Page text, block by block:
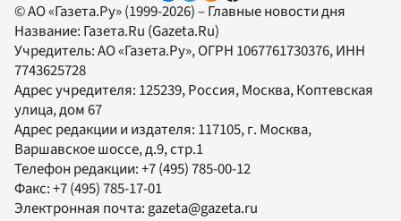
© АО «Газета.Ру» (1999-2026) – Главные новости дня
Название: Газета.Ru (Gazeta.Ru)
Учредитель:АО «Газета.Ру», ОГРН 1067761730376, ИНН
7743625728
Адрес учредителя: 125239, Россия, Москва, Коптевская
улица, дом 67
Адрес редакции и издателя: 117105, г. Москва,
Варшавское шоссе, д.9, стр.1
Телефон редакции:+7 (495) 785-00-12
Факс:+7 (495) 785-17-01
Электронная почта:gazeta@gazeta.ru